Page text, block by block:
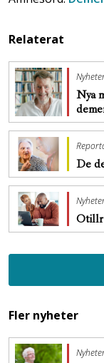
Relaterat
Nya
De
Fler nyheter